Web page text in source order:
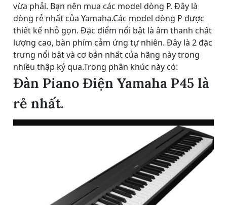
vừa phải. Bạn nên mua các model dòng P. Đây là
dòng rẻ nhất của Yamaha.Các model dòng P được
thiết kế nhỏ gọn. Đặc điểm nổi bật là âm thanh chất
lượng cao, bàn phím cảm ứng tự nhiên. Đây là 2 đặc
trưng nổi bật và cơ bản nhất của hãng này trong
nhiều thập kỷ qua.Trong phân khúc này có:
Đàn Piano Điện Yamaha P45 là
rẻ nhất.